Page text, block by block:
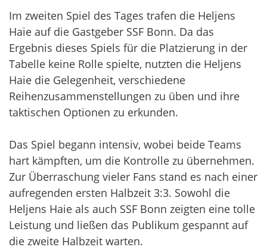
Im zweiten Spiel des Tages trafen die Heljens
Haie auf die Gastgeber SSF Bonn. Da das
Ergebnis dieses Spiels für die Platzierung in der
Tabelle keine Rolle spielte, nutzten die Heljens
Haie die Gelegenheit, verschiedene
Reihenzusammenstellungen zu üben und ihre
taktischen Optionen zu erkunden.
Das Spiel begann intensiv, wobei beide Teams
hart kämpften, um die Kontrolle zu übernehmen.
Zur Überraschung vieler Fans stand es nach einer
aufregenden ersten Halbzeit 3:3. Sowohl die
Heljens Haie als auch SSF Bonn zeigten eine tolle
Leistung und ließen das Publikum gespannt auf
die zweite Halbzeit warten.